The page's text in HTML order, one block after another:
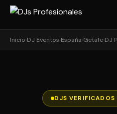
Inicio›DJ Eventos›España›Getafe›DJ
DJS VERIFICADOS